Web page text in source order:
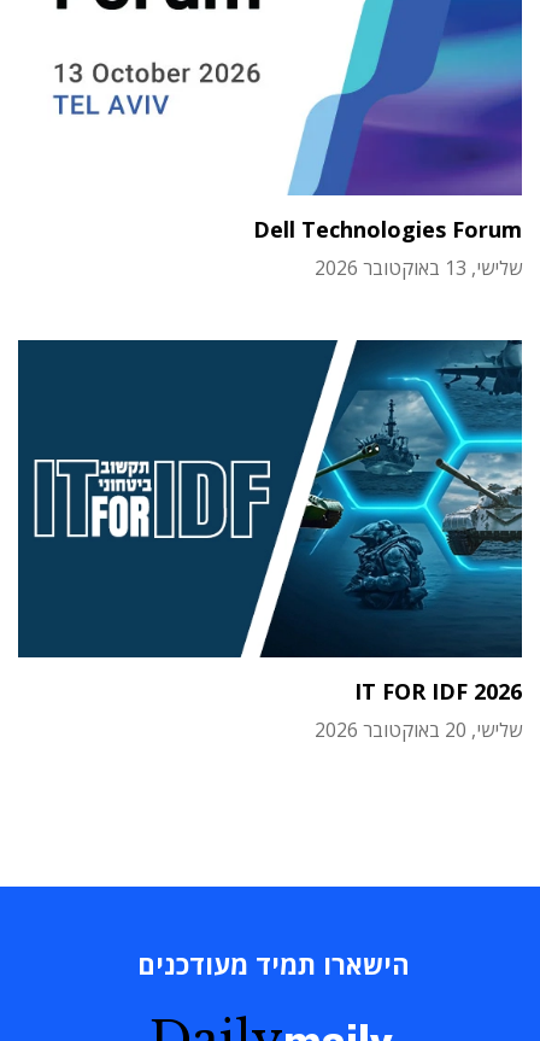
Dell Technologies Forum
שלישי, 13 באוקטובר 2026
IT FOR IDF 2026
שלישי, 20 באוקטובר 2026
הישארו תמיד מעודכנים